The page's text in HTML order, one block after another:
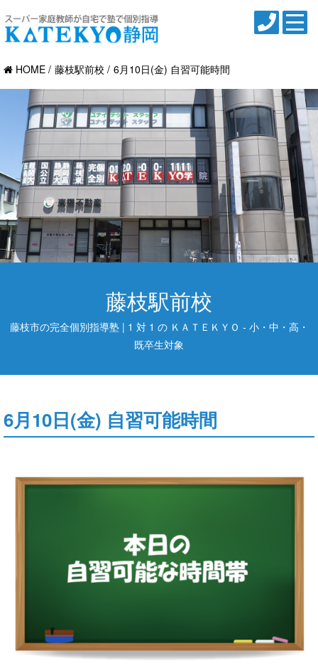
HOME 藤枝駅前校 6月10日(金) 自習可能時間
藤枝駅前校
藤枝市の完全個別指導塾 | 1 対 1 の ＫＡＴＥＫＹＯ - 小・中・高・
既卒生対象
6月10日(金) 自習可能時間